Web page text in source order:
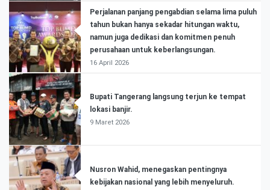
Perjalanan panjang pengabdian selama lima puluh
tahun bukan hanya sekadar hitungan waktu,
namun juga dedikasi dan komitmen penuh
perusahaan untuk keberlangsungan.
16 April 2026
Bupati Tangerang langsung terjun ke tempat
lokasi banjir.
9 Maret 2026
Nusron Wahid, menegaskan pentingnya
kebijakan nasional yang lebih menyeluruh.